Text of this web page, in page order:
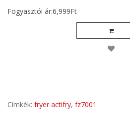
Fogyasztói ár:6,999Ft
Címkék: fryer actifry, fz7001